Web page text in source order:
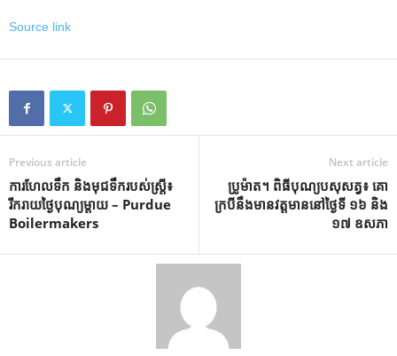
Source link
Previous article
ការហែលទឹក និងមុជទឹករបស់ស្ត្រី៖
រីករាយថ្ងៃបុណ្យម្ដាយ – Purdue
Boilermakers
Next article
ប្រូម៉ាត។ ពិធីបុណ្យបសុសត្វ៖ គោ
ក្របីនឹងមានវត្តមាននៅថ្ងៃទី ១៦ និង
១៧ ឧសភា